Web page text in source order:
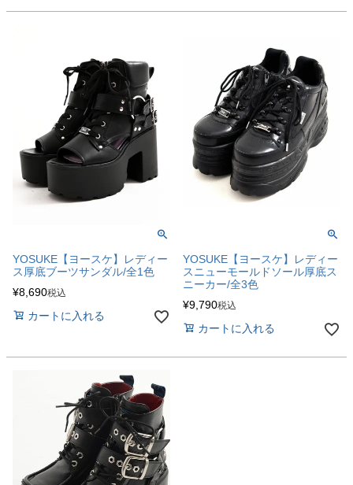
YOSUKE【ヨースケ】レディー
ス厚底ブーツサンダル/全1色
¥8,690税込
カートに入れる
YOSUKE【ヨースケ】レディー
スニューモールドソール厚底ス
ニーカー/全3色
¥9,790税込
カートに入れる